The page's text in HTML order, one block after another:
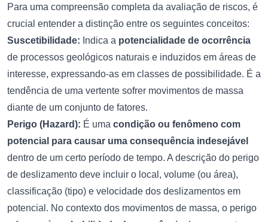
Para uma compreensão completa da avaliação de riscos, é
crucial entender a distinção entre os seguintes conceitos:
Suscetibilidade: Indica a potencialidade de ocorrência
de processos geológicos naturais e induzidos em áreas de
interesse, expressando-as em classes de possibilidade. É a
tendência de uma vertente sofrer movimentos de massa
diante de um conjunto de fatores.
Perigo (Hazard): É uma condição ou fenômeno com
potencial para causar uma consequência indesejável
dentro de um certo período de tempo. A descrição do perigo
de deslizamento deve incluir o local, volume (ou área),
classificação (tipo) e velocidade dos deslizamentos em
potencial. No contexto dos movimentos de massa, o perigo